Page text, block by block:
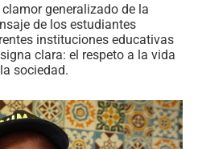
generalizado de la
de los estudiantes
instituciones educativas
clara: el respeto a la vida
sociedad.